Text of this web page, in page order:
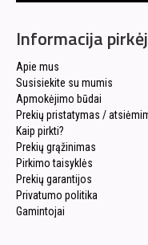
Informacija
Apie mus
Susisiekite su mumis
Apmokėjimo būdai
Prekių pristatymas /
Kaip pirkti?
Prekių grąžinimas
Pirkimo taisyklės
Prekių garantijos
Privatumo politika
Gamintojai